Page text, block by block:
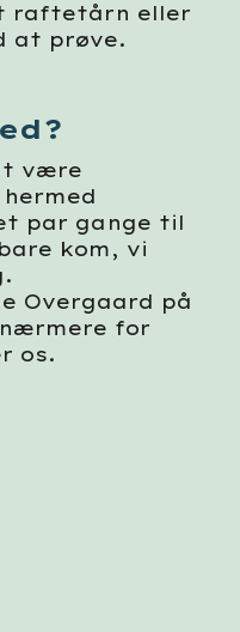
raftetårn eller
at prøve.
være
par gange til
kom, vi
Overgaard på
for
os.